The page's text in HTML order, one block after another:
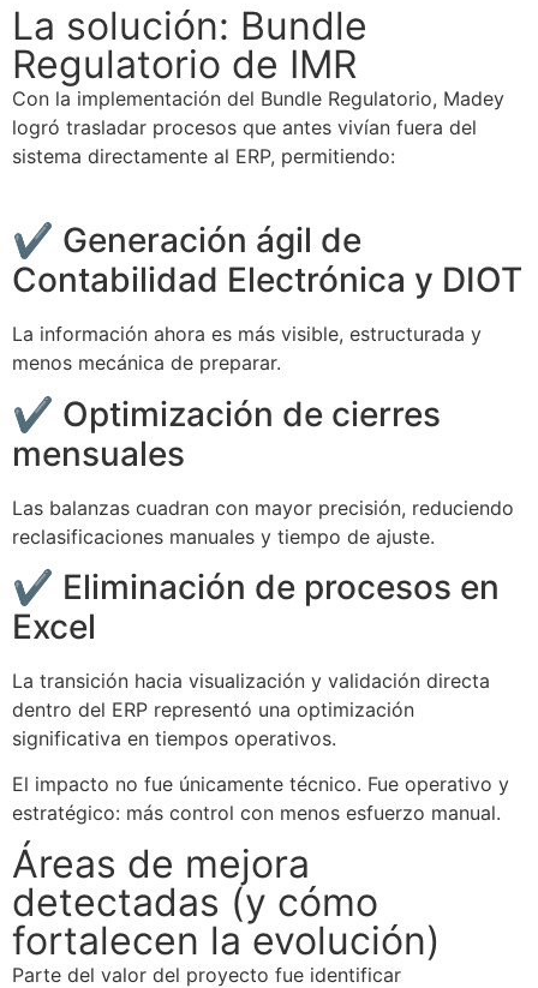
La solución: Bundle
Regulatorio de IMR
Con la implementación del Bundle Regulatorio, Madey
logró trasladar procesos que antes vivían fuera del
sistema directamente al ERP, permitiendo:
✔ Generación ágil de
Contabilidad Electrónica y DIOT
La información ahora es más visible, estructurada y
menos mecánica de preparar.
✔ Optimización de cierres
mensuales
Las balanzas cuadran con mayor precisión, reduciendo
reclasificaciones manuales y tiempo de ajuste.
✔ Eliminación de procesos en
Excel
La transición hacia visualización y validación directa
dentro del ERP representó una optimización
significativa en tiempos operativos.
El impacto no fue únicamente técnico. Fue operativo y
estratégico: más control con menos esfuerzo manual.
Áreas de mejora
detectadas (y cómo
fortalecen la evolución)
Parte del valor del proyecto fue identificar